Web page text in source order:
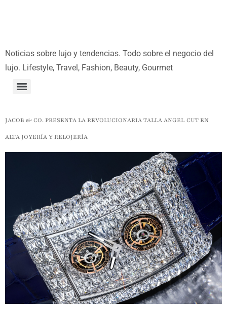
Noticias sobre lujo y tendencias. Todo sobre el negocio del
lujo. Lifestyle, Travel, Fashion, Beauty, Gourmet
JACOB & CO. PRESENTA LA REVOLUCIONARIA TALLA ANGEL CUT EN
ALTA JOYERÍA Y RELOJERÍA